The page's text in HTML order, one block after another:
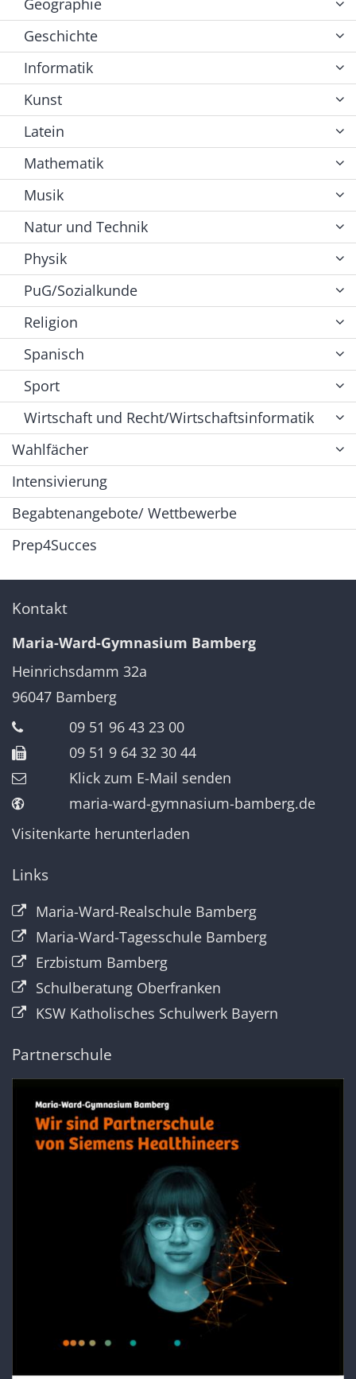
Geographie
Geschichte
Informatik
Kunst
Latein
Mathematik
Musik
Natur und Technik
Physik
PuG/Sozialkunde
Religion
Spanisch
Sport
Wirtschaft und Recht/Wirtschaftsinformatik
Wahlfächer
Intensivierung
Begabtenangebote/ Wettbewerbe
Prep4Succes
Kontakt
Maria-Ward-Gymnasium Bamberg
Heinrichsdamm 32a
96047 Bamberg
09 51 96 43 23 00
09 51 9 64 32 30 44
Klick zum E-Mail senden
maria-ward-gymnasium-bamberg.de
Visitenkarte herunterladen
Links
Maria-Ward-Realschule Bamberg
Maria-Ward-Tagesschule Bamberg
Erzbistum Bamberg
Schulberatung Oberfranken
KSW Katholisches Schulwerk Bayern
Partnerschule